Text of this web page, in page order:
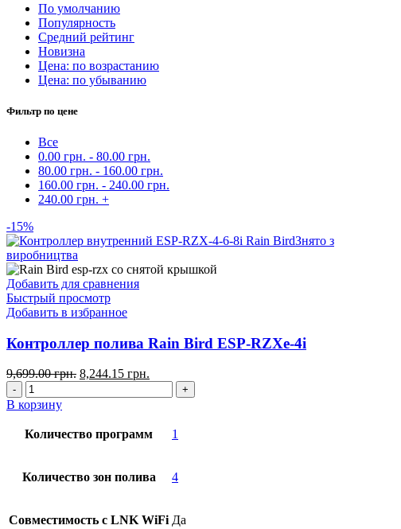
По умолчанию
Популярность
Средний рейтинг
Новизна
Цена: по возрастанию
Цена: по убыванию
Фильтр по цене
Все
0.00 грн. - 80.00 грн.
80.00 грн. - 160.00 грн.
160.00 грн. - 240.00 грн.
240.00 грн. +
-15%
Знято з
виробництва
Добавить для сравнения
Быстрый просмотр
Добавить в избранное
Контроллер полива Rain Bird ESP-RZXe-4i
9,699.00грн. 8,244.15 грн.
В корзину
Количество программ 1
Количество зон полива 4
Совместимость с LNK WiFi Да